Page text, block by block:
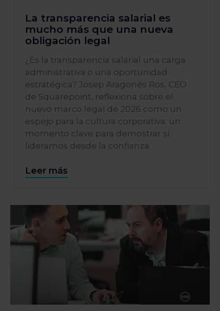
La transparencia salarial es
mucho más que una nueva
obligación legal
¿Es la transparencia salarial una carga
administrativa o una oportunidad
estratégica? Josep Aragonés Ros, CEO
de Squarepoint, reflexiona sobre el
nuevo marco legal de 2026 como un
espejo para la cultura corporativa: un
momento clave para demostrar si
lideramos desde la confianza.
Leer más